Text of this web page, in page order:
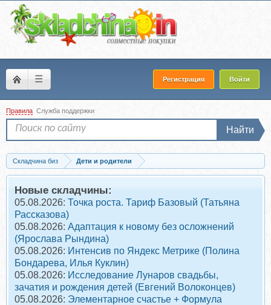
☰ Регистрация Войти
Правила Служба поддержки
Найти
Складчина биз
Дети и родители
Скачать Как справиться с детской ревностью (Алёна Николаева)
Новые складчины:
05.08.2026: Точка роста. Тариф Базовый (Татьяна
Рассказова)
05.08.2026: Адаптация к новому без осложнений
(Ярослава Рындина)
05.08.2026: Интенсив по Яндекс Метрике (Полина
Бондарева, Илья Куклин)
05.08.2026: Исследование Лунаров свадьбы,
зачатия и рождения детей (Евгений Волоконцев)
05.08.2026: Элементарное счастье + Формула